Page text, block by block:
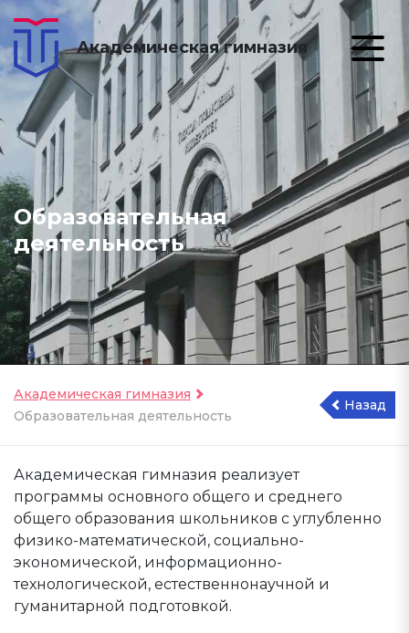
Академическая гимназия
Образовательная
деятельность
Академическая гимназия
Образовательная деятельность
Назад
Академическая гимназия реализует
программы основного общего и среднего
общего образования школьников с углубленно
физико-математической, социально-
экономической, информационно-
технологической, естественнонаучной и
гуманитарной подготовкой.